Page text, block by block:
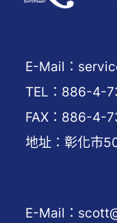
E-Mail：
TEL：886-4-
FAX：886-4-
地址：彰化市
E-Mail：